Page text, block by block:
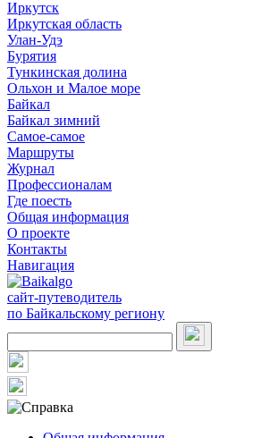
Иркутск
Иркутская область
Улан-Удэ
Бурятия
Тункинская долина
Ольхон и Малое море
Байкал
Байкал зимний
Самое-самое
Маршруты
Журнал
Профессионалам
Где поесть
Общая информация
О проекте
Контакты
Навигация
сайт-путеводитель
по Байкальскому региону